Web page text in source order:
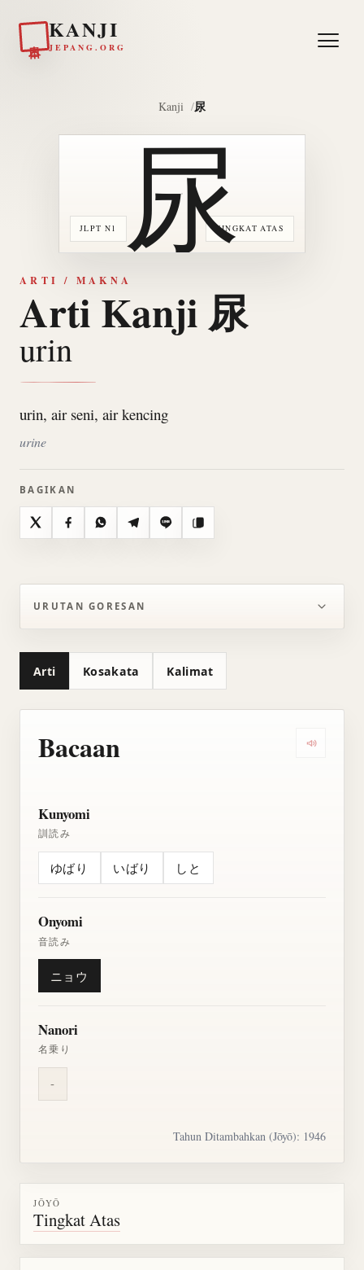
KANJI
JEPANG.ORG
Kanji 尿
JLPT N1 TINGKAT ATAS
尿
ARTI / MAKNA
Arti Kanji 尿
urin
urin, air seni, air kencing
urine
BAGIKAN
X FacebookWhatsAppTelegramLine Salin
URUTAN GORESAN
Arti Kosakata Kalimat
Bacaan
Kunyomi
訓読み
ゆばり いばり しと
Onyomi
音読み
ニョウ
Nanori
名乗り
-
Tahun Ditambahkan (Jōyō): 1946
JŌYŌ
Tingkat Atas